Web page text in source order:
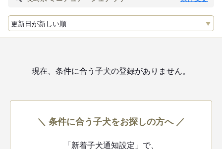
現在、条件に合う子犬の登録がありません。
＼ 条件に合う子犬をお探しの方へ ／
「新着子犬通知設定」で、